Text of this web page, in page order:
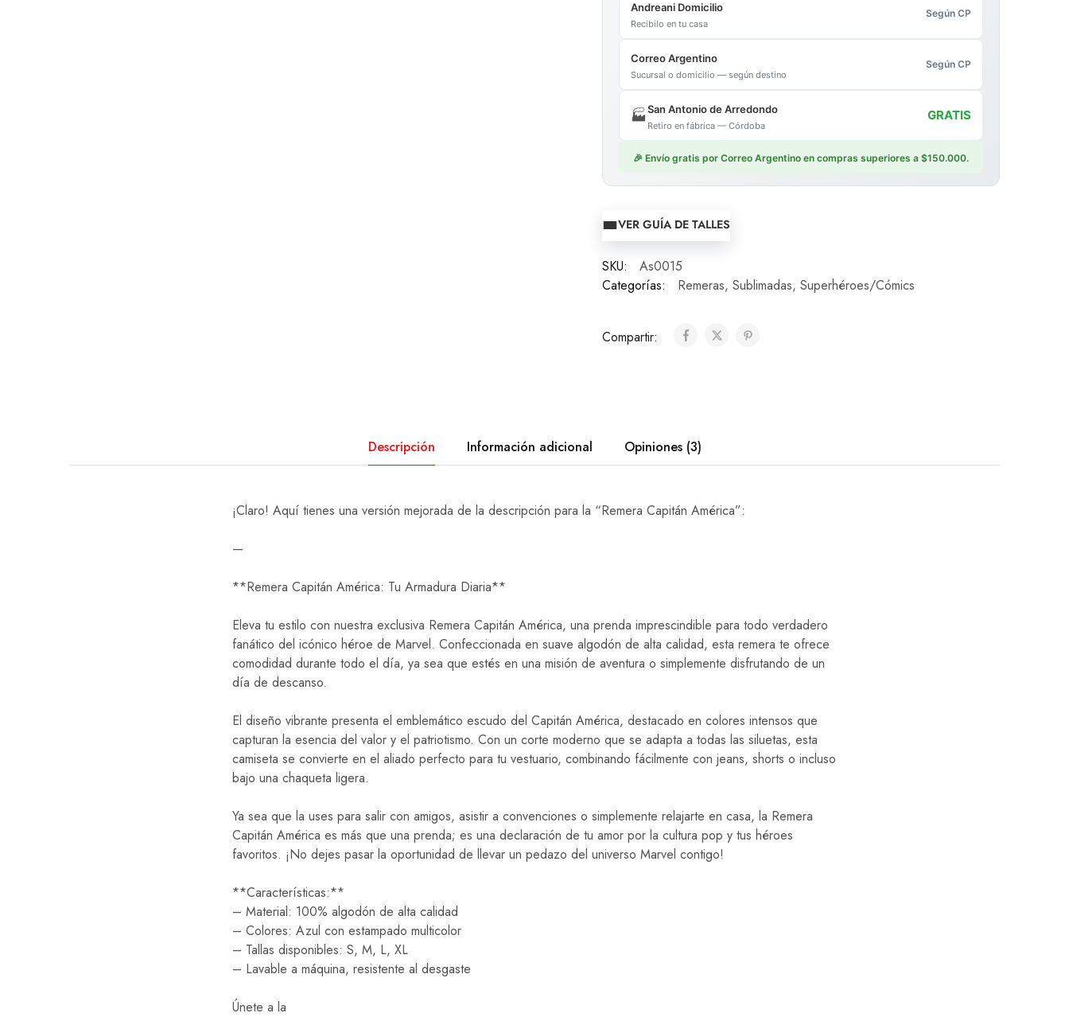
Andreani Domicilio
Recibilo en tu casa
Según CP
Correo Argentino
Sucursal o domicilio — según destino
Según CP
🏭San Antonio de Arredondo
Retiro en fábrica — Córdoba
GRATIS
🎉 Envío gratis por Correo Argentino en compras superiores a $150.000.
VER GUÍA DE TALLES
SKU:
As0015
Categorías:
Remeras, Sublimadas, Superhéroes/Cómics
Compartir:
Descripción Información adicional Opiniones (3)
¡Claro! Aquí tienes una versión mejorada de la descripción para la “Remera Capitán América”:
—
**Remera Capitán América: Tu Armadura Diaria**
Eleva tu estilo con nuestra exclusiva Remera Capitán América, una prenda imprescindible para todo verdadero
fanático del icónico héroe de Marvel. Confeccionada en suave algodón de alta calidad, esta remera te ofrece
comodidad durante todo el día, ya sea que estés en una misión de aventura o simplemente disfrutando de un
día de descanso.
El diseño vibrante presenta el emblemático escudo del Capitán América, destacado en colores intensos que
capturan la esencia del valor y el patriotismo. Con un corte moderno que se adapta a todas las siluetas, esta
camiseta se convierte en el aliado perfecto para tu vestuario, combinando fácilmente con jeans, shorts o incluso
bajo una chaqueta ligera.
Ya sea que la uses para salir con amigos, asistir a convenciones o simplemente relajarte en casa, la Remera
Capitán América es más que una prenda; es una declaración de tu amor por la cultura pop y tus héroes
favoritos. ¡No dejes pasar la oportunidad de llevar un pedazo del universo Marvel contigo!
**Características:**
– Material: 100% algodón de alta calidad
– Colores: Azul con estampado multicolor
– Tallas disponibles: S, M, L, XL
– Lavable a máquina, resistente al desgaste
Únete a la